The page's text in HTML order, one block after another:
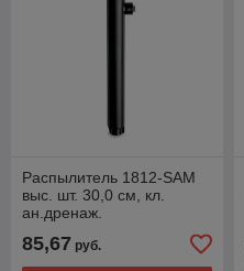
Распылитель 1812-SAM
выс. шт. 30,0 см, кл.
ан.дренаж.
85,67 руб.